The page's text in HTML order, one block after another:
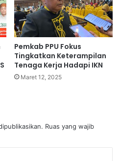
Pemkab PPU Fokus
Tingkatkan Keterampilan
Tenaga Kerja Hadapi IKN
Maret 12, 2025
Ruas yang wajib